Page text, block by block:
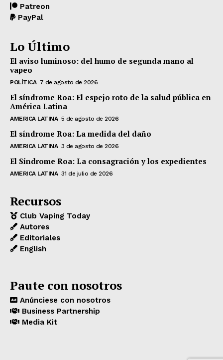
Patreon
PayPal
Lo Último
El aviso luminoso: del humo de segunda mano al
vapeo
POLÍTICA 7 de agosto de 2026
El síndrome Roa: El espejo roto de la salud pública en
América Latina
AMERICA LATINA 5 de agosto de 2026
El síndrome Roa: La medida del daño
AMERICA LATINA 3 de agosto de 2026
El Síndrome Roa: La consagración y los expedientes
AMERICA LATINA 31 de julio de 2026
Recursos
Club Vaping Today
Autores
Editoriales
English
Paute con nosotros
Anúnciese con nosotros
Business Partnership
Media Kit